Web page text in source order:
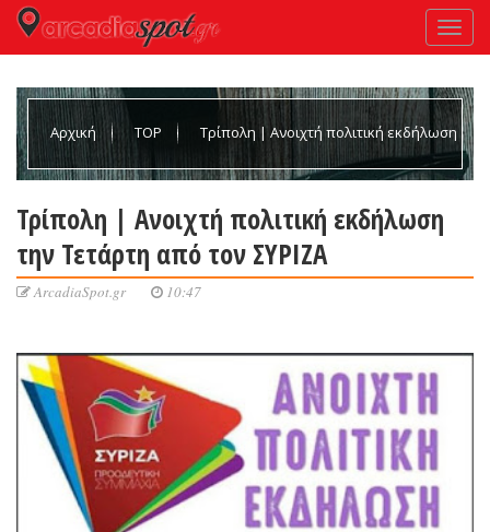
Αρχική TOP Τρίπολη | Ανοιχτή πολιτική εκδήλωση
Τρίπολη | Ανοιχτή πολιτική εκδήλωση
την Τετάρτη από τον ΣΥΡΙΖΑ
ArcadiaSpot.gr 10:47